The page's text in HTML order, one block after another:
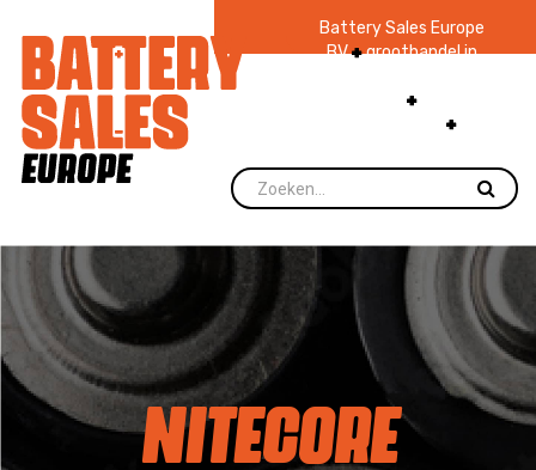
Battery Sales Europe
BV groothandel in
zaklampen Ruim 48
jaar ervaring
voorraad.
NITECORE